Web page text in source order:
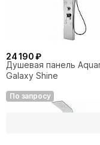
24 190 ₽
Душевая панель
Galaxy Shine
По запросу